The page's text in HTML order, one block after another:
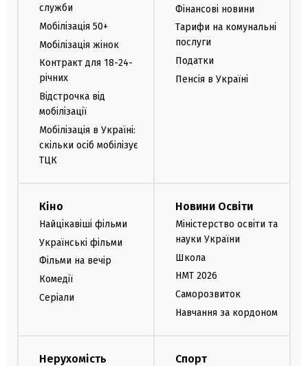
служби
Мобілізація 50+
Мобілізація жінок
Контракт для 18-24-
річних
Відстрочка від
мобілізації
Мобілізація в Україні:
скільки осіб мобілізує
ТЦК
Фінансові новини
Тарифи на комунальні
послуги
Податки
Пенсія в Україні
Кіно
Найцікавіші фільми
Українські фільми
Фільми на вечір
Комедії
Серіали
Новини Освіти
Міністерство освіти та
науки України
Школа
НМТ 2026
Саморозвиток
Навчання за кордоном
Нерухомість Спорт